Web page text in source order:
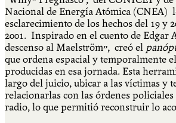
Nacional de Energía Atómica (CNEA)
esclarecimiento de los hechos del 19 y
2001. Inspirado en el cuento de Edgar
descenso al Maelström”, creó el
que ordena espacial y temporalmente
producidas en esa jornada. Esta
largo del juicio, ubicar a las víctimas y
relacionarlas con las órdenes
radio, lo que permitió reconstruir lo